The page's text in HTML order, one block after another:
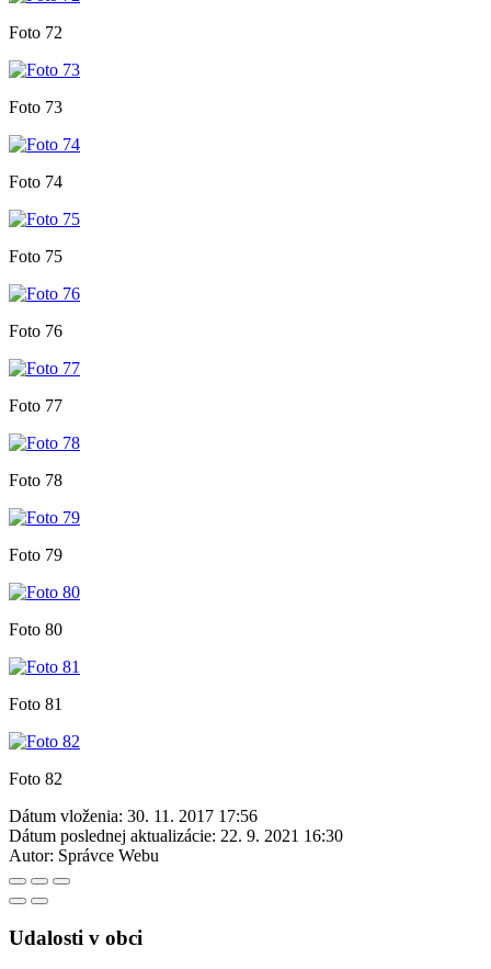
Foto 72
Foto 73
Foto 74
Foto 75
Foto 76
Foto 77
Foto 78
Foto 79
Foto 80
Foto 81
Foto 82
Dátum vloženia: 30. 11. 2017 17:56
Dátum poslednej aktualizácie: 22. 9. 2021 16:30
Autor: Správce Webu
Udalosti v obci